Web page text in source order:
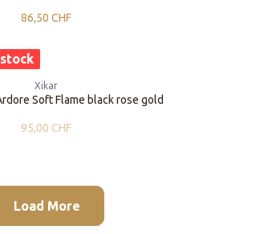
86,50 CHF
Xikar
Soft Flame black rose gold
95,00 CHF
Load More